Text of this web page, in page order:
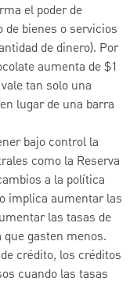
el poder de
bienes o servicios
de dinero). Por
aumenta de $1
tan solo una
lugar de una barra
bajo control la
como la Reserva
a la política
implica aumentar las
las tasas de
gasten menos.
crédito, los créditos
cuando las tasas